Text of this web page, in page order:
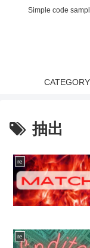
Simple code
CATEGORY
抽出
re
re